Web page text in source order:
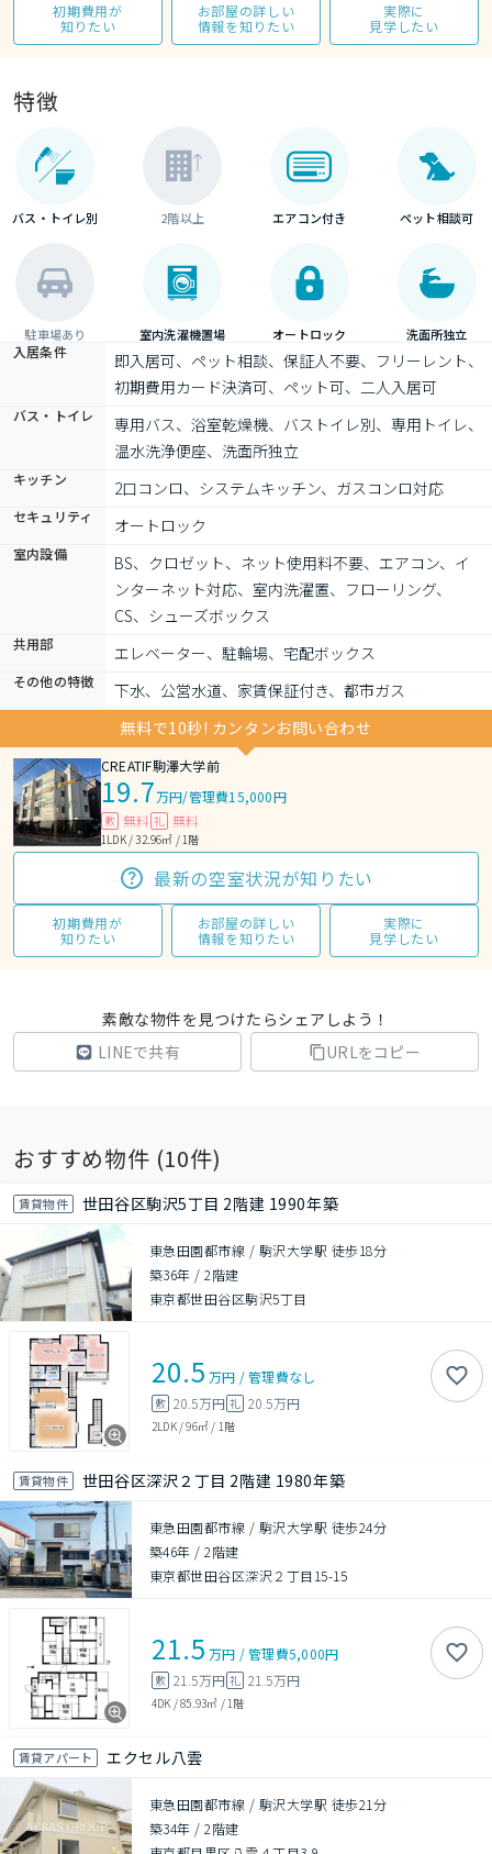
初期費用が
知りたい
お部屋の詳しい
情報を知りたい
実際に
見学したい
特徴
バス・トイレ別 2階以上 エアコン付き ペット相談可
駐車場あり 室内洗濯機置場 オートロック 洗面所独立
入居条件
即入居可、ペット相談、保証人不要、フリーレント、
初期費用カード決済可、ペット可、二人入居可
バス・トイレ
専用バス、浴室乾燥機、バストイレ別、専用トイレ、
温水洗浄便座、洗面所独立
キッチン 2口コンロ、システムキッチン、ガスコンロ対応
セキュリティ オートロック
室内設備
BS、クロゼット、ネット使用料不要、エアコン、イ
ンターネット対応、室内洗濯置、フローリング、
CS、シューズボックス
共用部 エレベーター、駐輪場、宅配ボックス
その他の特徴
下水、公営水道、家賃保証付き、都市ガス
無料で10秒! カンタンお問い合わせ
CREATIF駒澤大学前
19.7万円/管理費15,000円
敷 無料 礼 無料
1LDK / 32.96㎡ / 1階
最新の空室状況が知りたい
初期費用が
知りたい
お部屋の詳しい
情報を知りたい
実際に
見学したい
素敵な物件を見つけたらシェアしよう！
LINEで共有
URLをコピー
おすすめ物件 (10件)
賃貸物件 世田谷区駒沢5丁目 2階建 1990年築
東急田園都市線 / 駒沢大学駅 徒歩18分
築36年 /2階建
東京都世田谷区駒沢5丁目
20.5 万円 /管理費なし
敷 20.5万円 礼 20.5万円
2LDK/96㎡ / 1階
賃貸物件 世田谷区深沢２丁目 2階建 1980年築
東急田園都市線 / 駒沢大学駅 徒歩24分
築46年 /2階建
東京都世田谷区深沢２丁目15-15
21.5 万円 /管理費5,000円
敷 21.5万円 礼 21.5万円
4DK /85.93㎡ / 1階
賃貸アパート エクセル八雲
東急田園都市線 / 駒沢大学駅 徒歩21分
築34年 /2階建